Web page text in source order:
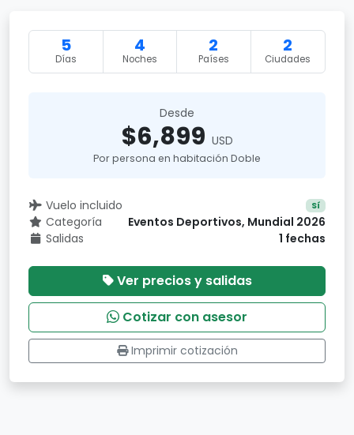
5
Días
4
Noches
2
Países
2
Ciudades
Desde
$6,899 USD
Por persona en habitación Doble
Vuelo incluido Sí
Categoría
Eventos Deportivos, Mundial 2026
Salidas
1 fechas
Ver precios y salidas
Cotizar con asesor
Imprimir cotización